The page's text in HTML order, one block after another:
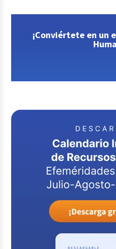
¡Conviértete en un